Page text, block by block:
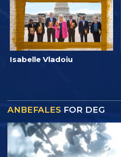
Isabelle Vladoiu
ANBEFALES FOR DEG